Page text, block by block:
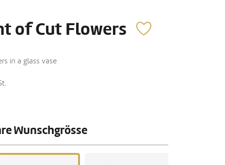
of Cut Flowers
in a glass vase
Wunschgrösse